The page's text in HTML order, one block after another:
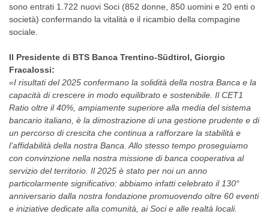
sono entrati 1.722 nuovi Soci (852 donne, 850 uomini e 20 enti o
società) confermando la vitalità e il ricambio della compagine
sociale.
Il Presidente di BTS Banca Trentino-Südtirol, Giorgio
Fracalossi:
«I risultati del 2025 confermano la solidità della nostra Banca e la
capacità di crescere in modo equilibrato e sostenibile. Il CET1
Ratio oltre il 40%, ampiamente superiore alla media del sistema
bancario italiano, è la dimostrazione di una gestione prudente e di
un percorso di crescita che continua a rafforzare la stabilità e
l’affidabilità della nostra Banca. Allo stesso tempo proseguiamo
con convinzione nella nostra missione di banca cooperativa al
servizio del territorio. Il 2025 è stato per noi un anno
particolarmente significativo: abbiamo infatti celebrato il 130°
anniversario dalla nostra fondazione promuovendo oltre 60 eventi
e iniziative dedicate alla comunità, ai Soci e alle realtà locali.